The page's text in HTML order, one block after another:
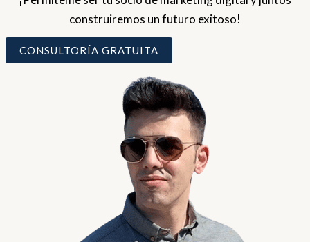
construiremos un futuro exitoso!
CONSULTORÍA GRATUITA